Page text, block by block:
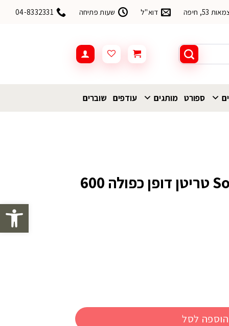
פתח
חיפה דוא"ל שעות פתיחה 04-8332331
ספורט מותגים עודפים שוברים
בקבוק שורש Source טריטן דופן כפולה 600
הוספה לסל